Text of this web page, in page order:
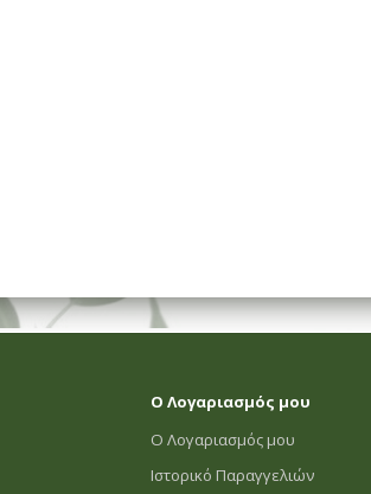
Ο Λογαριασμός μου
Ο Λογαριασμός μου
Ιστορικό Παραγγελιών